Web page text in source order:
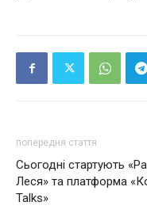
попередня стаття
Сьогодні стартують
Леся» та платформа
Talks»